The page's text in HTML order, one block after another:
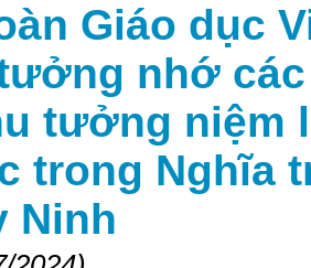
Giáo dục
nhớ
tưởng niệm
trong Nghĩa
Ninh